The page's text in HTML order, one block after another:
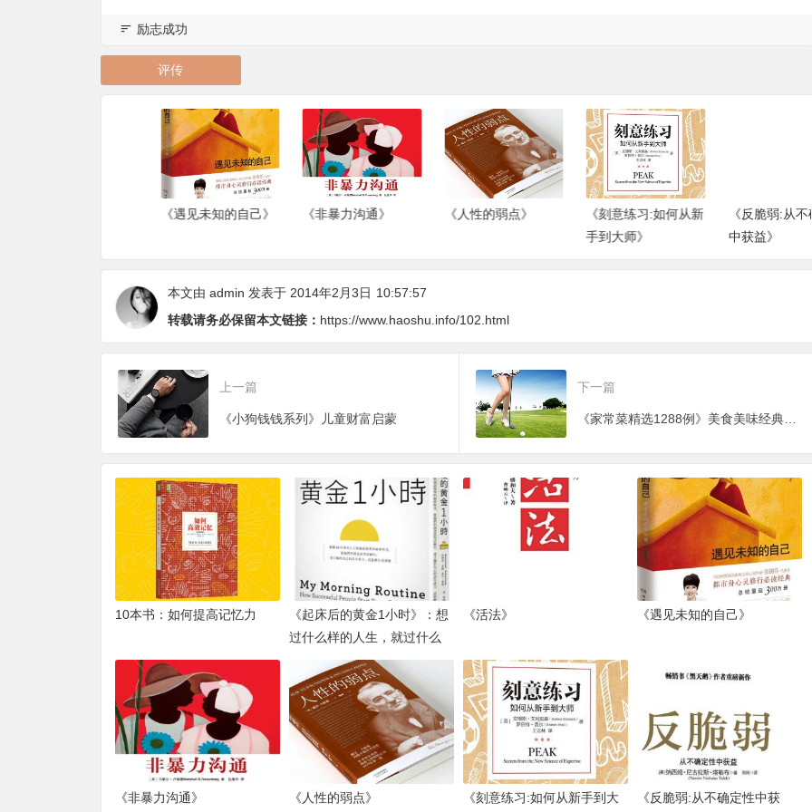
励志成功
评传
《遇见未知的自己》 《非暴力沟通》 《人性的弱点》
《刻意练习:如何从新
手到大师》
《反脆弱:从不确定性
中获益》
本文由 admin 发表于 2014年2月3日 10:57:57
转载请务必保留本文链接： https://www.haoshu.info/102.html
上一篇
《小狗钱钱系列》儿童财富启蒙
下一篇
《家常菜精选1288例》美食美味经典好书
10本书：如何提高记忆力
《起床后的黄金1小时》：想
过什么样的人生，就过什么
《活法》 《遇见未知的自己》
《非暴力沟通》 《人性的弱点》 《刻意练习:如何从新手到大 《反脆弱:从不确定性中获